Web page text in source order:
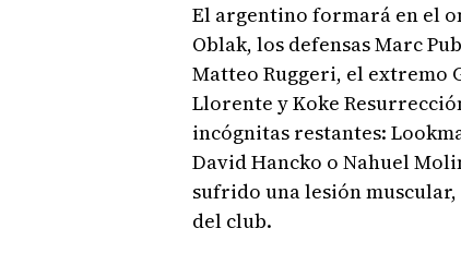
El argentino formará en el
Oblak, los defensas Marc
Matteo Ruggeri, el extremo
Llorente y Koke
incógnitas restantes:
David Hancko o Nahuel
sufrido una lesión
del club.